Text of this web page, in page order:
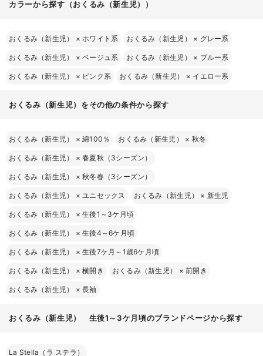
2～3枚あると便利
フリース 冬の外出時
暖かく、寒い時期のお出かけに
おすすめ
一枚布タイプ
ード・手足カバー付き
形状 特徴
卒業後もブランケ
固定タイプ
やわらかい体
にも巻きやす
フード・手足カバー付き
身長に合わせて買い替えると安心
カラーから探す（おくるみ（新生児））
おくるみ（新生児） ×ホワイト系 おくるみ（新生児） × グレー系
おくるみ（新生児） ×ベージュ系 おくるみ（新生児） × ブルー系
おくるみ（新生児） × ピンク系 おくるみ（新生児） × イエロー系
おくるみ（新生児）をその他の条件から探す
おくるみ（新生児） ×綿100％ おくるみ（新生児） × 秋冬
おくるみ（新生児） ×春夏秋（3シーズン）
おくるみ（新生児） ×秋冬春（3シーズン）
おくるみ（新生児） ×ユニセックス おくるみ（新生児） × 新生児
おくるみ（新生児） ×生後1～3ケ月頃
おくるみ（新生児） ×生後4～6ケ月頃
おくるみ（新生児） ×生後7ケ月～1歳6ケ月頃
おくるみ（新生児） ×横開き おくるみ（新生児） ×前開き
おくるみ（新生児） ×長袖
おくるみ（新生児） 生後1～3ケ月頃のブランドページから探す
La Stella（ラ ステラ）